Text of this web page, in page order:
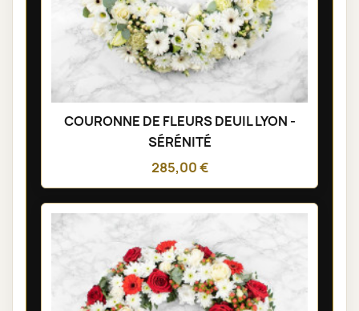
COURONNE DE FLEURS DEUIL LYON -
SÉRÉNITÉ
285,00 €